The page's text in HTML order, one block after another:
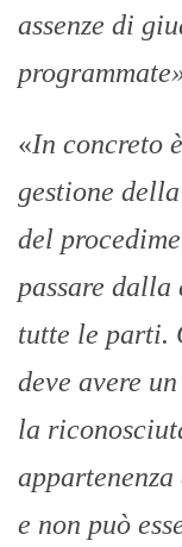
assenze di
«In concreto
gestione
del
passare
tutte le parti.
deve avere
la
e non può